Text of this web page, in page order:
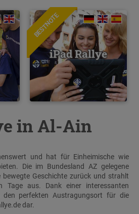
BESTNOTE
iPad Rallye
in Al-Ain
und hat für Einheimische wie
Die im Bundesland AZ gelegene
Geschichte zurück und strahlt
Tage aus. Dank einer interessanten
den perfekten Austragungsort für die
dar.